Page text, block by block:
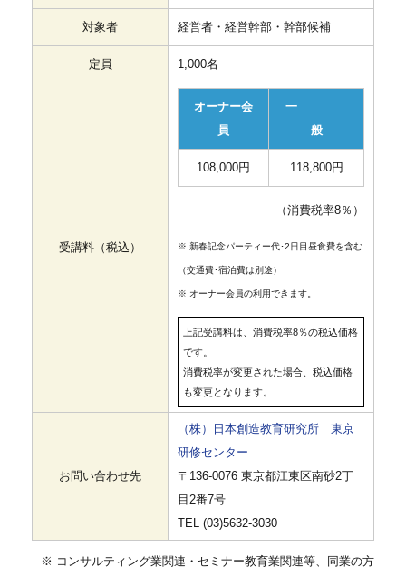
対象者 経営者・経営幹部・幹部候補
定員 1,000名
受講料（税込）
オーナー会
員
一
般
108,000円 118,800円
（消費税率8％）
※ 新春記念パーティー代･2日目昼食費を含む
（交通費･宿泊費は別途）
※ オーナー会員の利用できます。
上記受講料は、消費税率8％の税込価格
です。
消費税率が変更された場合、税込価格
も変更となります。
お問い合わせ先
（株）日本創造教育研究所 東京
研修センター
〒136-0076 東京都江東区南砂2丁
目2番7号
TEL (03)5632-3030
※ コンサルティング業関連・セミナー教育業関連等、同業の方